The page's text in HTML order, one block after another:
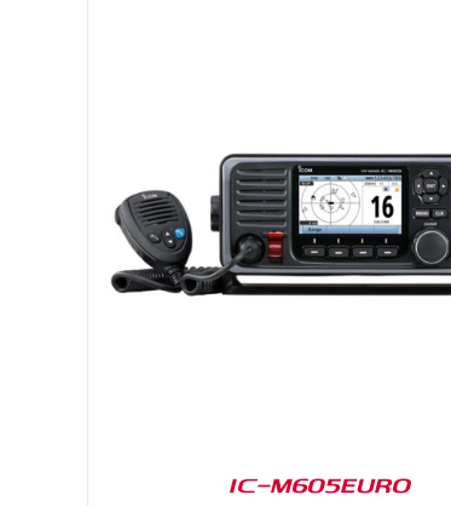
IC-M605EURO